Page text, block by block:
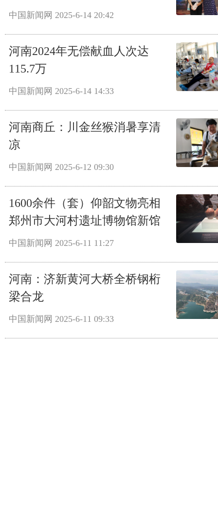
中国新闻网 2025-6-14 20:42
河南2024年无偿献血人次达
115.7万
中国新闻网 2025-6-14 14:33
河南商丘：川金丝猴消暑享清
凉
中国新闻网 2025-6-12 09:30
1600余件（套）仰韶文物亮相
郑州市大河村遗址博物馆新馆
中国新闻网 2025-6-11 11:27
河南：济新黄河大桥全桥钢桁
梁合龙
中国新闻网 2025-6-11 09:33